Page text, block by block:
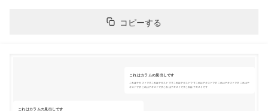
コピーする